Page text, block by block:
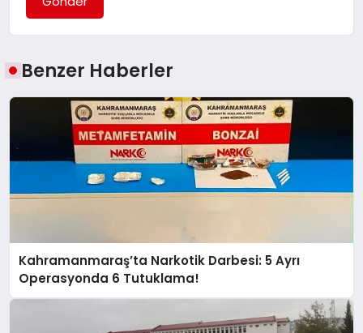
Benzer Haberler
Kahramanmaraş’ta Narkotik Darbesi: 5 Ayrı
Operasyonda 6 Tutuklama!